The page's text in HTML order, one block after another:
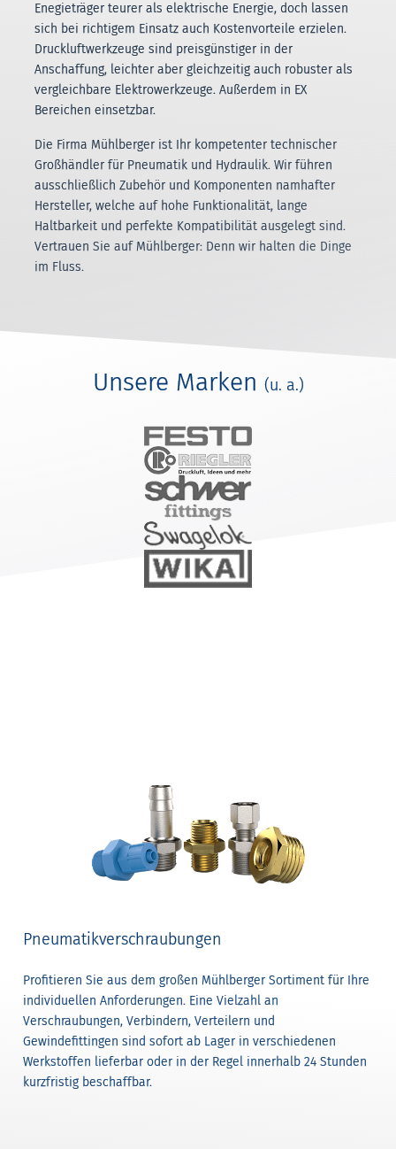
Enegieträger teurer als elektrische Energie, doch lassen
sich bei richtigem Einsatz auch Kostenvorteile erzielen.
Druckluftwerkzeuge sind preisgünstiger in der
Anschaffung, leichter aber gleichzeitig auch robuster als
vergleichbare Elektrowerkzeuge. Außerdem in EX
Bereichen einsetzbar.
Die Firma Mühlberger ist Ihr kompetenter technischer
Großhändler für Pneumatik und Hydraulik. Wir führen
ausschließlich Zubehör und Komponenten namhafter
Hersteller, welche auf hohe Funktionalität, lange
Haltbarkeit und perfekte Kompatibilität ausgelegt sind.
Vertrauen Sie auf Mühlberger: Denn wir halten die Dinge
im Fluss.
Unsere Marken (u. a.)
Pneumatikverschraubungen
Profitieren Sie aus dem großen Mühlberger Sortiment für Ihre
individuellen Anforderungen. Eine Vielzahl an
Verschraubungen, Verbindern, Verteilern und
Gewindefittingen sind sofort ab Lager in verschiedenen
Werkstoffen lieferbar oder in der Regel innerhalb 24 Stunden
kurzfristig beschaffbar.